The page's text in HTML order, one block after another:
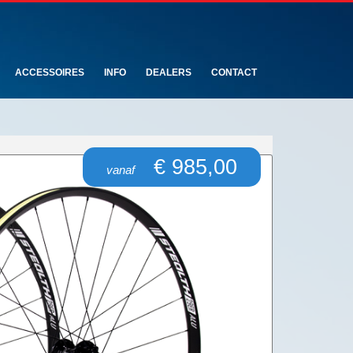
ACCESSOIRES INFO DEALERS CONTACT
vanaf€ 985,00